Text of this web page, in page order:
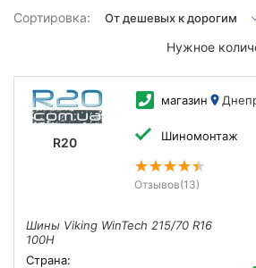
Сортировка:
Нужное
R20
магазин
Шиномонтаж
Отзывов(13)
Шины Viking WinTech 215/70 R16
100H
Страна: